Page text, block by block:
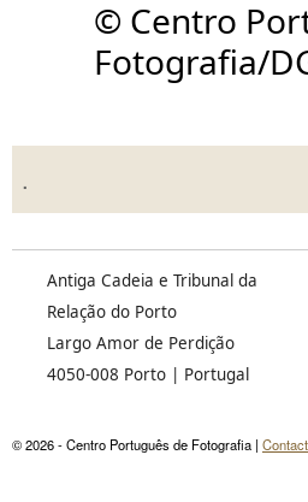
© Centro
Fotografia/
.
Antiga Cadeia e Tribunal da
Relação do Porto
Largo Amor de Perdição
4050-008 Porto | Portugal
© 2026 - Centro Português de Fotografia |